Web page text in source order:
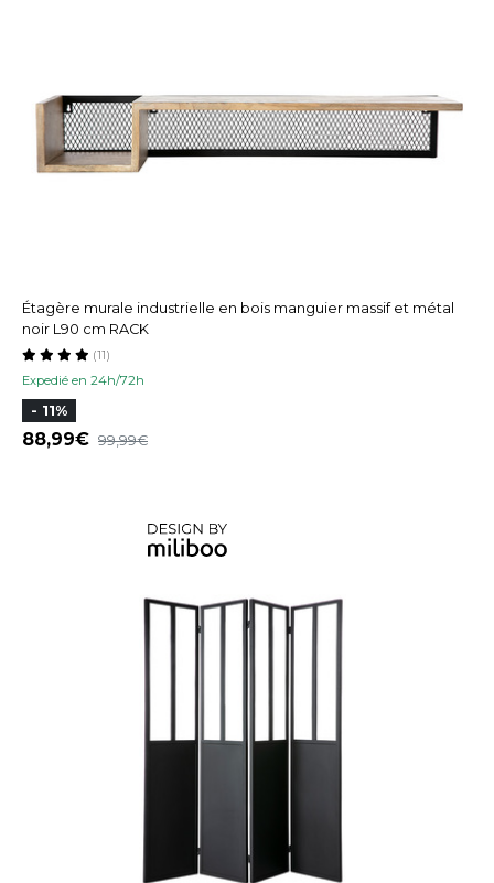
Étagère murale industrielle en bois manguier massif et métal
noir L90 cm RACK
Expedié en 24h/72h
(11)
- 11%
88,99 99,99